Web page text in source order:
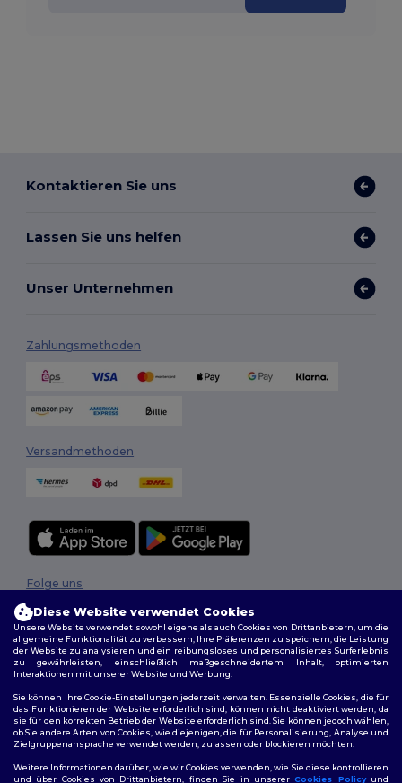
Kontaktieren Sie uns
Lassen Sie uns helfen
Unser Unternehmen
Zahlungsmethoden
Versandmethoden
2026. Alle Rechte vorbehalten
Allgemeine Geschäftsbedingungen|Personalisierungsrichtlinien |
Cookie-Richtlinie
Folge uns
Diese Website verwendet Cookies
Unsere Website verwendet sowohl eigene als auch Cookies von Drittanbietern, um die
allgemeine Funktionalität zu verbessern, Ihre Präferenzen zu speichern, die Leistung
der Website zu analysieren und ein reibungsloses und personalisiertes Surferlebnis
zu gewährleisten, einschließlich maßgeschneidertem Inhalt, optimierten
Interaktionen mit unserer Website und Werbung.
Sie können Ihre Cookie-Einstellungen jederzeit verwalten. Essenzielle Cookies, die für
das Funktionieren der Website erforderlich sind, können nicht deaktiviert werden, da
sie für den korrekten Betrieb der Website erforderlich sind. Sie können jedoch wählen,
ob Sie andere Arten von Cookies, wie diejenigen, die für Personalisierung, Analyse und
Zielgruppenansprache verwendet werden, zulassen oder blockieren möchten.
Weitere Informationen darüber, wie wir Cookies verwenden, wie Sie diese kontrollieren
und über Cookies von Drittanbietern, finden Sie in unsererCookies Policyund